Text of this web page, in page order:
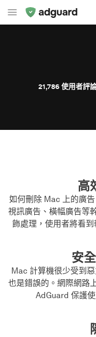
21,786 使用者評
高
如何刪除 Mac 上的廣
視訊廣告、橫幅廣告等
飾處理，使用者將看
安
Mac 計算機很少受到
也是錯誤的。網際網路
AdGuard 保護